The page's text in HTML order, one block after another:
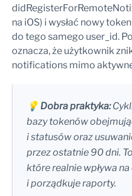
na iOS) i wysłać nowy
do tego samego user_id.
oznacza, że użytkownik
notifications mimo
💡 Dobra praktyka:
bazy tokenów
i statusów oraz
przez ostatnie 90 dni.
które realnie wpływa
i porządkuje raporty.